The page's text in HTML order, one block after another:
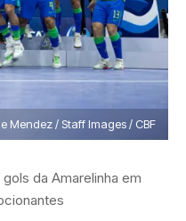
Mendez / Staff Images / CBF
da Amarelinha em